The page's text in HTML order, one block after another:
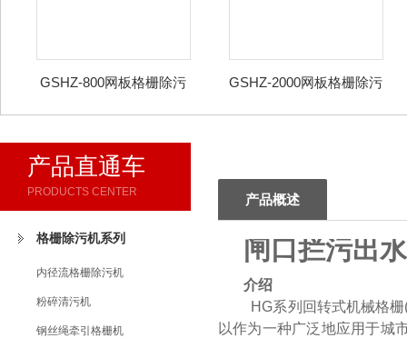
GSHZ-800网板格栅除污
GSHZ-2000网板格栅除污
产品直通车
PRODUCTS CENTER
格栅除污机系列
内径流格栅除污机
粉碎清污机
钢丝绳牵引格栅机
产品概述
闸口拦污出
介绍
HG系列回转式机械格栅(
以作为一种广泛地应用于城